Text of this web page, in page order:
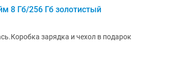
8 Гб/256 Гб золотистый
зарядка и чехол в подарок